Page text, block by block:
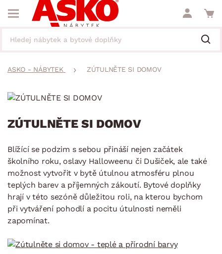
ASKO - NÁBYTEK ZÚTULNĚTE SI DOMOV
ZÚTULNĚTE SI DOMOV
Blížící se podzim s sebou přináší nejen začátek
školního roku, oslavy Halloweenu či Dušiček, ale také
možnost vytvořit v bytě útulnou atmosféru plnou
teplých barev a příjemných zákoutí. Bytové doplňky
hrají v této sezóně důležitou roli, na kterou bychom
při vytváření pohodlí a pocitu útulnosti neměli
zapomínat.